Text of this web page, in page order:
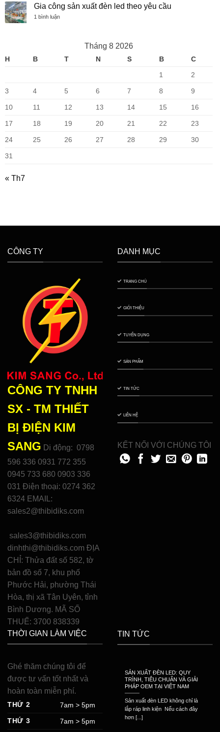
điểm
là
gì?
Ưu
luận
ở
Đèn
điểm
Gia công sản xuất đèn led theo yêu cầu
1 bình luậnở
theo
Tháng 8 2026
H B T N S B
C
1
2
3 4 5 6 7 8 9
10 11 12 13 14 15 16
17 18 19 20 21 22 23
24 25 26 27 28 29 30
31
« Th7
CÔNG TY
CÔNG TY TNHH
SX - TM THIẾT
BỊ ĐIỆN KIM
SANG Di động: 0798
596 336 0931 772 355
0945 733 680 0903 336
031 Điện thoại: 0274 362
6324 EMAIL:
sales2@thibidiks.com
sales3@thibidiks.com
dinhthi@thibidiks.com ĐỊA
CHỈ: Thửa đất số 582, tờ
bản đồ số 7, khu phố
Phước Hải, phường Thái
Hòa, thị xã Tân Uyên, tỉnh
Bình Dương. MÃ SỐ
THUẾ: 3700 838339
DANH MỤC
TRANG CHỦ
GIỚI THIỆU
TUYỂN DỤNG
SẢN PHẨM
TIN TỨC
LIÊN HỆ
KẾT NỐI VỚI CHÚNG TÔI
THỜI GIAN LÀM VIỆC
Ghé thăm chúng tôi để
được tư vấn tốt nhất và
hoàn toàn miễn phí.
THỨ 2
7am > 5pm
THỨ 3
7am > 5pm
TIN TỨC
SẢN XUẤT ĐÈN LED: QUY
TRÌNH, TIÊU CHUẨN VÀ GIẢI
PHÁP OEM TẠI VIỆT NAM
Sản xuất đèn LED không chỉ là
lắp ráp linh kiện Nếu cách đây
hơn [...]